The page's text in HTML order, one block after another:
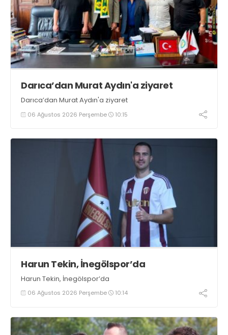
Darıca’dan Murat Aydın'a ziyaret
Darıca’dan Murat Aydın'a ziyaret
06 Ağustos 2026 Perşembe 10:15
Harun Tekin, İnegölspor’da
Harun Tekin, İnegölspor’da
06 Ağustos 2026 Perşembe 10:14